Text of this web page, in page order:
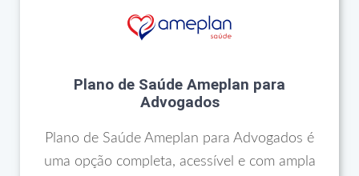
Plano de Saúde Ameplan para
Advogados
Plano de Saúde Ameplan para Advogados é
uma opção completa, acessível e com ampla